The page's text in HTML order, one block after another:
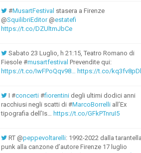
#MusartFestival stasera a Firenze
@SquilibriEditor@estatefi
https://t.co/DZUltmJbCe
Sabato 23 Luglio, h 21:15, Teatro Romano di
Fiesole #musartfestival Prevendite qui:
https://t.co/IwFPoQqv98…
https://t.co/
I #concerti#fiorentinidegli ultimi dodici anni
racchiusi negli scatti di #MarcoBorrelliall’Ex
tipografia dell’Is… https://t.co/GFkPTnruI5
RT @peppevoltarelli: 1992-2022 dalla tarantella
punk alla canzone d’autore Firenze 17 luglio